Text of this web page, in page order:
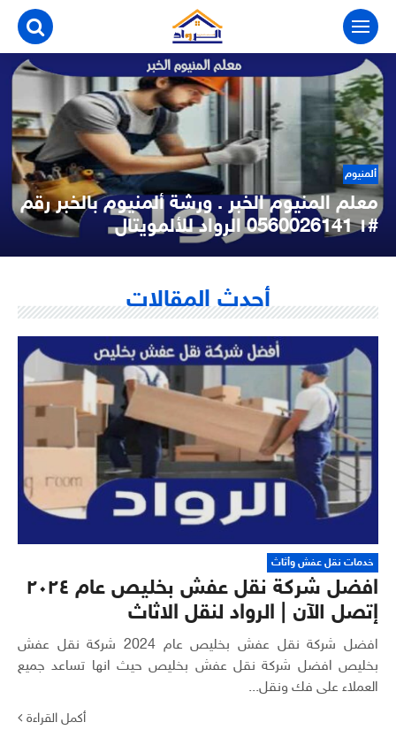
التجاوز
المحتوى
ألمنيوم
معلم المنيوم الخبر . ورشة ألمنيوم بالخبر رقم
#١ 0560026141 الرواد للألمويتال
معلم المنيوم الخبر معلم المنيوم الخبر فني محترف في اعمال الالومنيوم
أحدث المقالات
خدمات نقل عفش وأثاث
افضل شركة نقل عفش بخليص عام ٢٠٢٤
إتصل الآن | الرواد لنقل الاثاث
افضل شركة نقل عفش بخليص عام 2024 شركة نقل عفش
بخليص افضل شركة نقل عفش بخليص حيث انها تساعد جميع
العملاء على فك ونقل...
أكمل القراءة